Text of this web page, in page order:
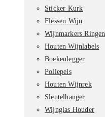
Sticker Kurk
Flessen Wijn
Wijnmarkers Ringen
Houten Wijnlabels
Boekenlegger
Pollepels
Houten Wijnrek
Sleutelhanger
Wijnglas Houder